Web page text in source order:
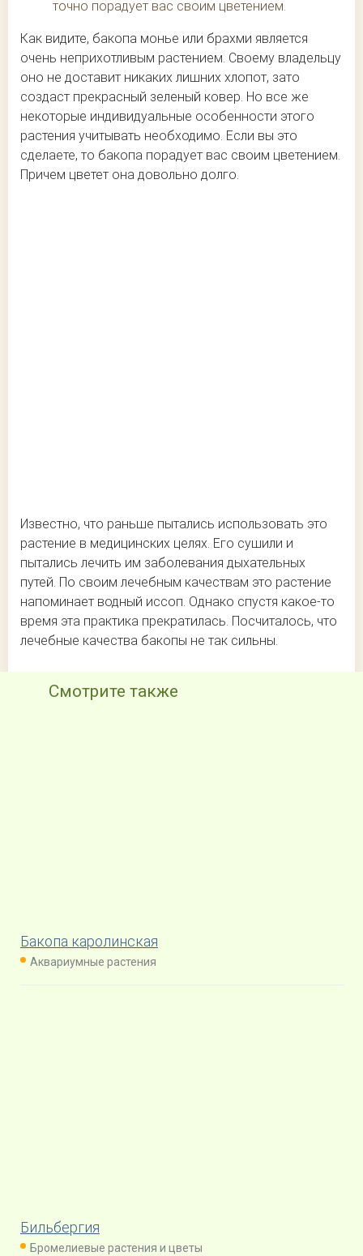
точно порадует вас своим цветением.
Как видите, бакопа монье или брахми является
очень неприхотливым растением. Своему владельцу
оно не доставит никаких лишних хлопот, зато
создаст прекрасный зеленый ковер. Но все же
некоторые индивидуальные особенности этого
растения учитывать необходимо. Если вы это
сделаете, то бакопа порадует вас своим цветением.
Причем цветет она довольно долго.
Известно, что раньше пытались использовать это
растение в медицинских целях. Его сушили и
пытались лечить им заболевания дыхательных
путей. По своим лечебным качествам это растение
напоминает водный иссоп. Однако спустя какое-то
время эта практика прекратилась. Посчиталось, что
лечебные качества бакопы не так сильны.
Смотрите также
Бакопа каролинская
Аквариумные растения
Бильбергия
Бромелиевые растения и цветы